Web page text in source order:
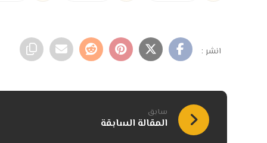
سابق
المقالة السابقة